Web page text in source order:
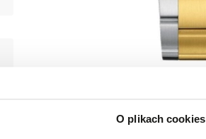
O plikach cookies